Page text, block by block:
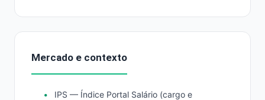
Mercado e contexto
IPS — Índice Portal Salário (cargo e